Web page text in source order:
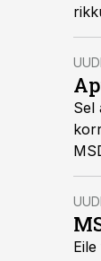
Sel aastal
korral ka väärteomenetluse otsusega
Eile